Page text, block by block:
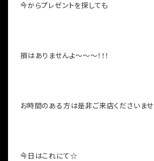
今からプレゼントを探しても
損はありませんよ～～～！！！
お時間のある方は是非ご来店くださいま
今日はこれにて☆